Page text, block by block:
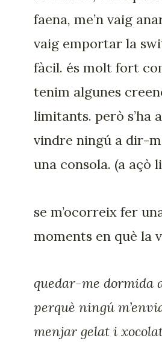
faena, me’n vaig
vaig emportar la
fàcil. és molt fort
tenim algunes
limitants. però s’ha
vindre ningú a dir-
una consola. (a açò
se m’ocorreix fer
moments en què la
quedar-me dormida
perquè ningú
menjar gelat i